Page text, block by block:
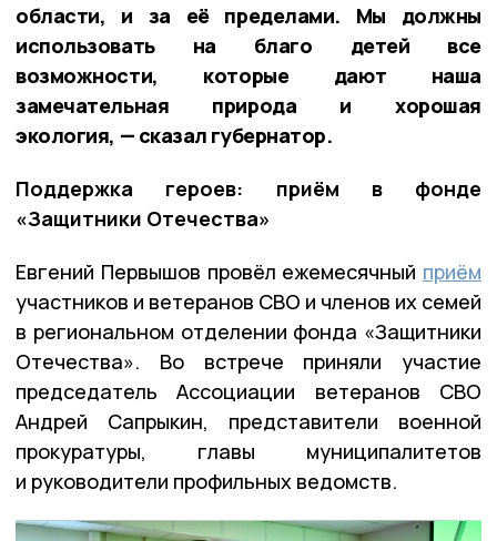
области, и за её пределами. Мы должны
использовать на благо детей все
возможности, которые дают наша
замечательная природа и хорошая
экология, — сказал губернатор.
Поддержка героев: приём в фонде
«Защитники Отечества»
Евгений Первышов провёл ежемесячный приём
участников и ветеранов СВО и членов их семей
в региональном отделении фонда «Защитники
Отечества». Во встрече приняли участие
председатель Ассоциации ветеранов СВО
Андрей Сапрыкин, представители военной
прокуратуры, главы муниципалитетов
и руководители профильных ведомств.